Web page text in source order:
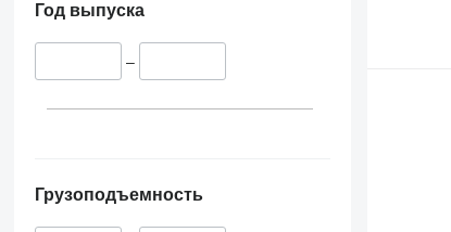
Год выпуска
–
Грузоподъемность